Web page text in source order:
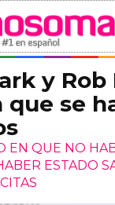
y Rob
que se
EN QUE NO
ESTADO